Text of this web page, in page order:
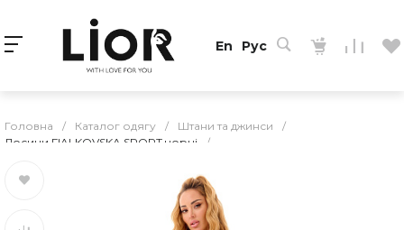
En Рус
Головна / Каталог одягу / Штани та джинси
/
Лосини FIALKOVSKA SPORT чорні
/